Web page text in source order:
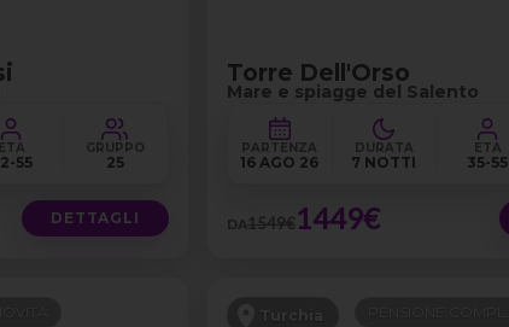
ETÀ
55
GRUPPO
25
DETTAGLI
Torre Dell'Orso
Mare e spiagge del Salento
PARTENZA
16 AGO 26
DURATA
7 NOTTI
ETÀ
35-55
DA1549€1449€
Turchia